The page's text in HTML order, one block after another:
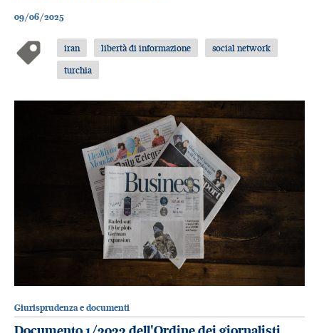
09/06/2025
iran libertà di informazione
social network
turchia
Giurisprudenza e documenti